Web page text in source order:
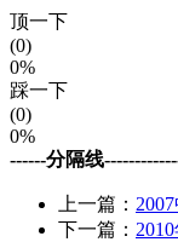
顶一下
(0)
0%
踩一下
(0)
0%
------分隔线
上一篇：
下一篇：